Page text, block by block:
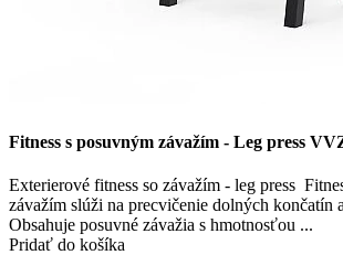
Fitness s posuvným závažím - Leg press
Exterierové fitness so závažím - leg press
závažím slúži na precvičenie dolných končatín
Obsahuje posuvné závažia s hmotnosťou ...
Pridať do košíka